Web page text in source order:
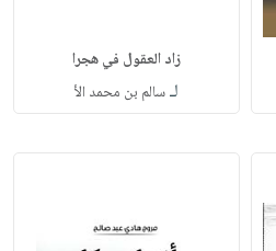
زاد العقول في هجرا
لـسالم بن محمد الأ